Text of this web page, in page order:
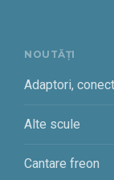
NOUTĂȚI
Adaptori,
Alte scule
Cantare freon